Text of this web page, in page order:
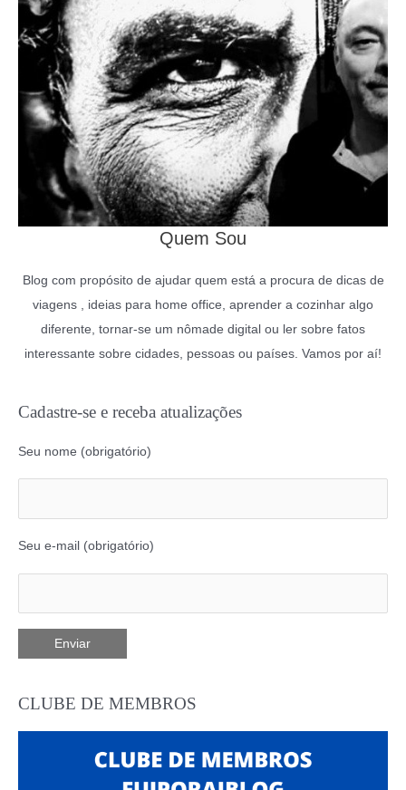
Quem Sou
Blog com propósito de ajudar quem está a procura de dicas de
viagens , ideias para home office, aprender a cozinhar algo
diferente, tornar-se um nômade digital ou ler sobre fatos
interessante sobre cidades, pessoas ou países. Vamos por aí!
Cadastre-se e receba atualizações
Seu nome (obrigatório)
Seu e-mail (obrigatório)
CLUBE DE MEMBROS